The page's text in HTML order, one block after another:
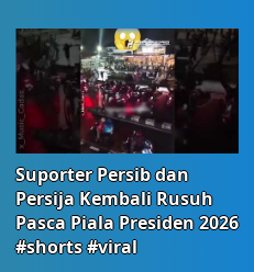
Suporter Persib dan
Persija Kembali Rusuh
Pasca Piala Presiden 2026
#shorts #viral